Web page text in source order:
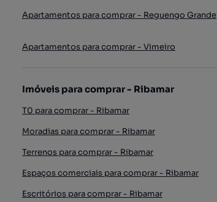
Apartamentos para comprar - Reguengo Grande
Apartamentos para comprar - Vimeiro
Imóveis para comprar - Ribamar
T0 para comprar - Ribamar
Moradias para comprar - Ribamar
Terrenos para comprar - Ribamar
Espaços comerciais para comprar - Ribamar
Escritórios para comprar - Ribamar